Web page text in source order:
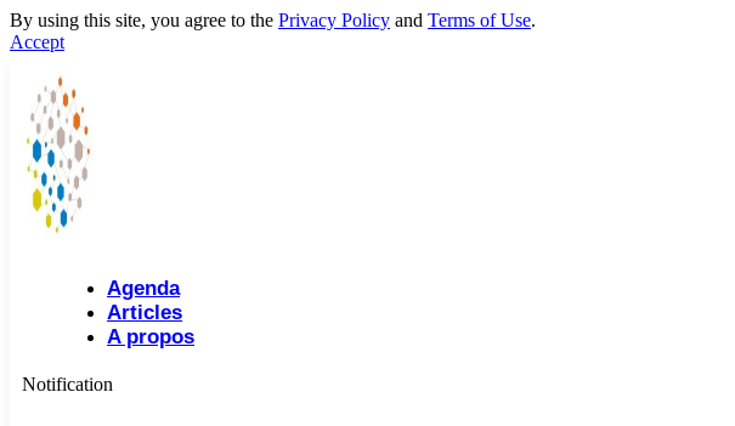
By using this site, you agree to the Privacy Policy and Terms of Use.
Accept
Agenda
Articles
A propos
Notification